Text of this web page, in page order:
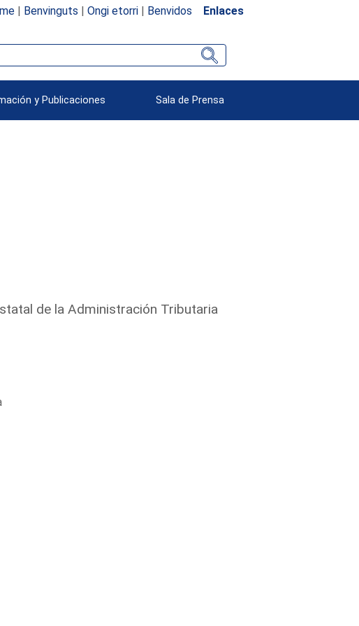
| Benvinguts | Ongi etorri| Benvidos Enlaces
y Publicaciones Sala de Prensa
de la Administración Tributaria